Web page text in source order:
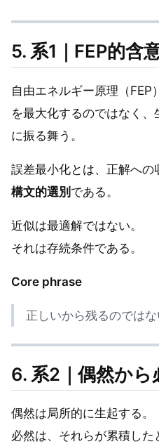
5. 系1｜FEP的含
自由エネルギー原理（FEP
を最大化するのではなく
に振る舞う。
誤差最小化とは、正解への
構文的選別 である。
近似は最適解ではない。
それは存続条件である。
Core phrase
正しいから残るのではな
6. 系2｜偶然から
偶然は局所的に生起する。
必然は、それらが累積し